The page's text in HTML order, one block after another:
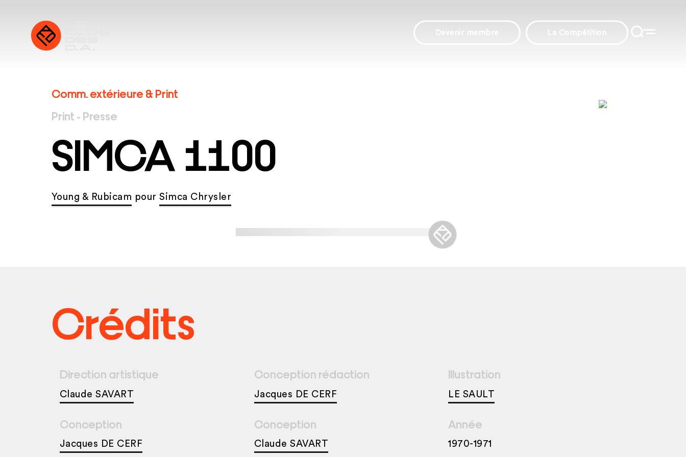
Devenir membre La Compétition
Comm. extérieure & Print
Print - Presse
SIMCA 1100
Young & Rubicam pour Simca Chrysler
Crédits
Direction artistique
Claude SAVART
Conception rédaction
Jacques DE CERF
Illustration
LE SAULT
Conception
Jacques DE CERF
Conception
Claude SAVART
Année
1970-1971